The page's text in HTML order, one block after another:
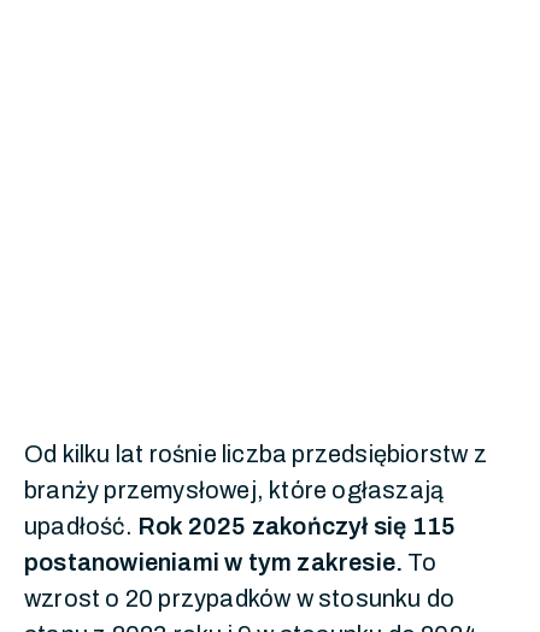
Od kilku lat rośnie liczba przedsiębiorstw z
branży przemysłowej, które ogłaszają
upadłość. Rok 2025 zakończył się 115
postanowieniami w tym zakresie. To
wzrost o 20 przypadków w stosunku do